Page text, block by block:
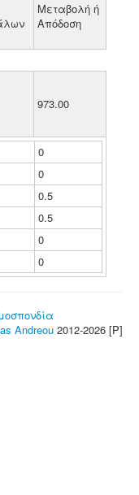
Μεταβολή ή
Απόδοση
973.00
0
0
0.5
0.5
0
0
Andreou 2012-2026 [P]